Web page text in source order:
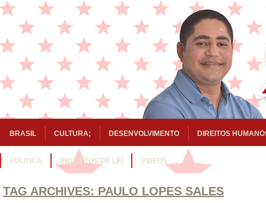
BRASIL CULTURA; DESENVOLVIMENTO DIREITOS
POLITICA PROJETOS DE LEI VÍDEOS
TAG ARCHIVES: PAULO LOPES SALES